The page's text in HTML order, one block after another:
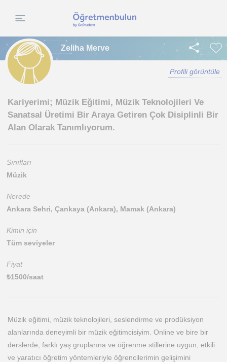
Zeliha Merve
Profili görüntüle
Kariyerimi; Müzik Eğitimi, Müzik Teknolojileri Ve
Sanatsal Üretimi Bir Araya Getiren Çok Disiplinli Bir
Alan Olarak Tanımlıyorum.
Sınıfları
Müzik
Nerede
Ankara Sehri, Çankaya (Ankara), Mamak (Ankara)
Kimin için
Tüm seviyeler
Fiyat
₺1500/saat
Müzik eğitimi, müzik teknolojileri, seslendirme ve prodüksiyon
alanlarında deneyimli bir müzik eğitimcisiyim. Online ve bire bir
derslerde, farklı yaş gruplarına ve öğrenme stillerine uygun, etkili
ve yaratıcı öğretim yöntemleriyle öğrencilerimin gelişimini